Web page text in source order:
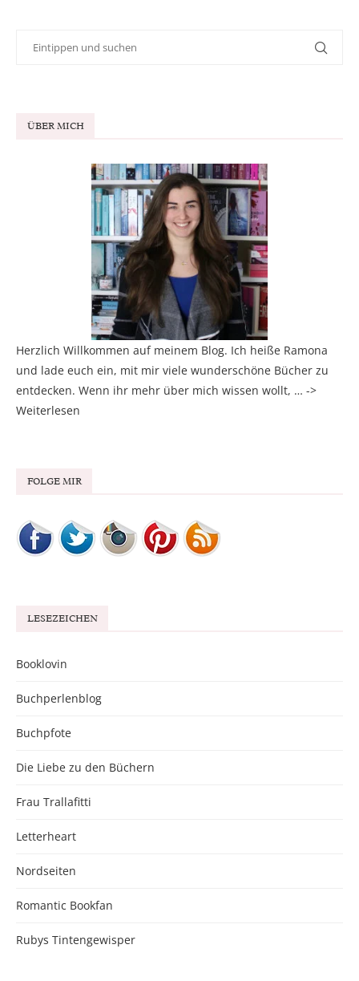
ÜBER MICH
Herzlich Willkommen auf meinem Blog. Ich heiße Ramona
und lade euch ein, mit mir viele wunderschöne Bücher zu
entdecken. Wenn ihr mehr über mich wissen wollt, … ->
Weiterlesen
FOLGE MIR
LESEZEICHEN
Booklovin
Buchperlenblog
Buchpfote
Die Liebe zu den Büchern
Frau Trallafitti
Letterheart
Nordseiten
Romantic Bookfan
Rubys Tintengewisper